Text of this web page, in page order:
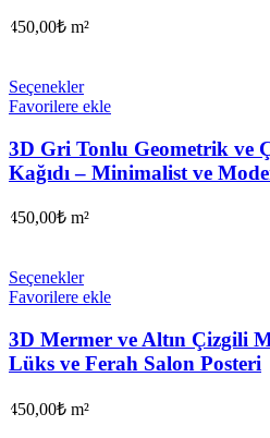
450,00₺ m²
Seçenekler
Favorilere ekle
3D Gri Tonlu Geometrik ve
Kağıdı – Minimalist ve
450,00₺ m²
Seçenekler
Favorilere ekle
3D Mermer ve Altın Çizgili
Lüks ve Ferah Salon Posteri
450,00₺ m²